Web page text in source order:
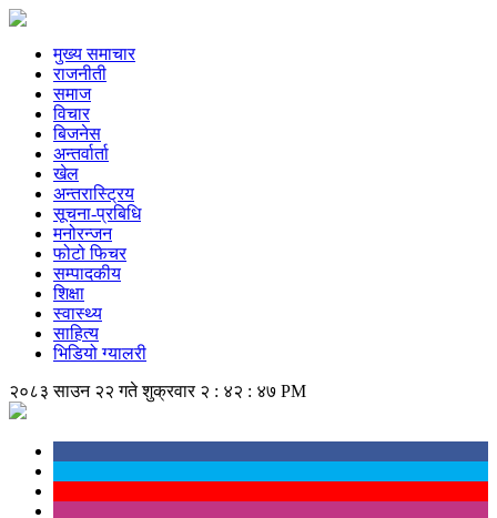
मुख्य समाचार
राजनीती
समाज
विचार
बिजनेस
अन्तर्वार्ता
खेल
अन्तरास्ट्रिय
सूचना-प्रबिधि
मनोरन्जन
फोटो फिचर
सम्पादकीय
शिक्षा
स्वास्थ्य
साहित्य
भिडियो ग्यालरी
२०८३ साउन २२ गते शुक्रवार २ : ४२ : ४७ PM